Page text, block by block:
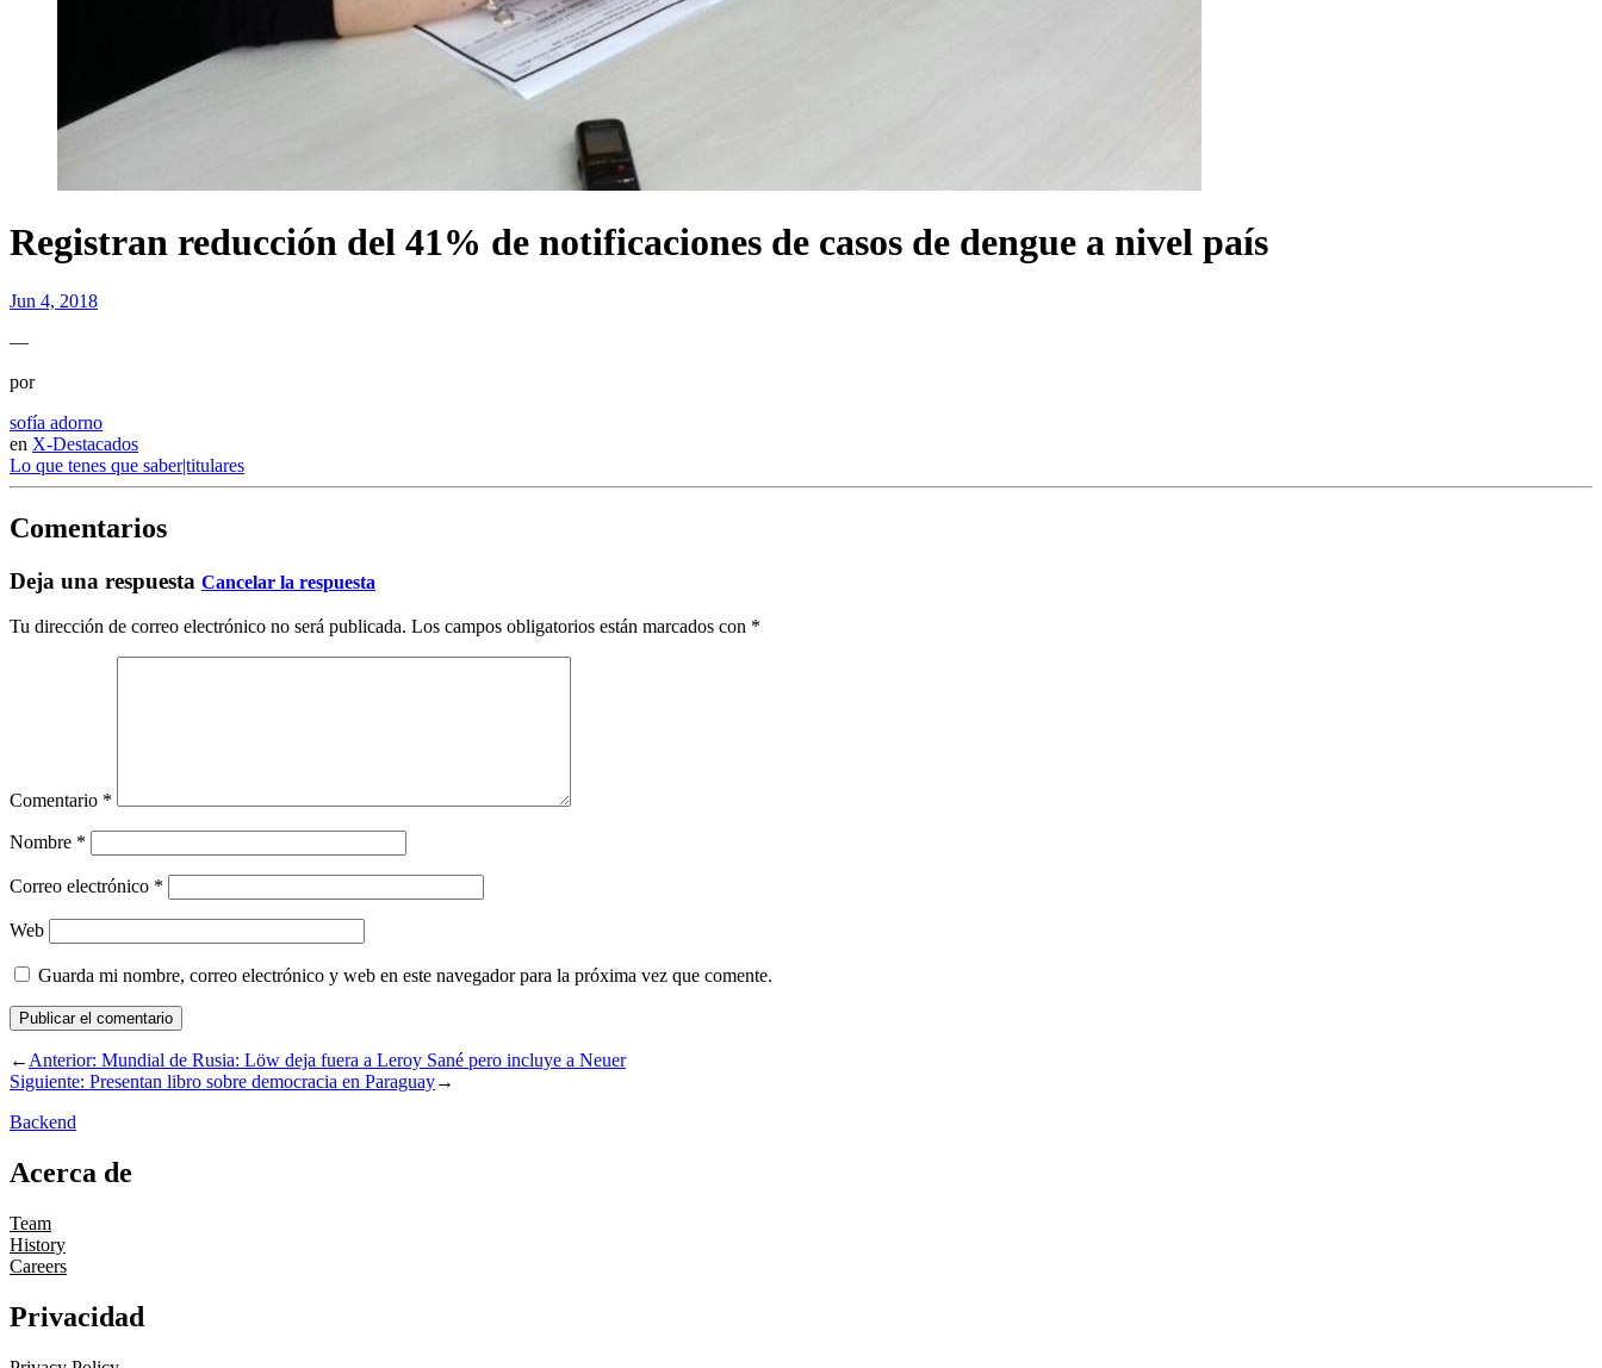
Registran reducción del 41% de notificaciones de casos de dengue a nivel país
Jun 4, 2018
—
por
sofía adorno
en X-Destacados
Lo que tenes que saber|titulares
Comentarios
Deja una respuesta Cancelar la respuesta
Tu dirección de correo electrónico no será publicada. Los campos obligatorios están marcados con *
Comentario *
Nombre *
Correo electrónico *
Web
Guarda mi nombre, correo electrónico y web en este navegador para la próxima vez que comente.
←Anterior: Mundial de Rusia: Löw deja fuera a Leroy Sané pero incluye a Neuer
Siguiente: Presentan libro sobre democracia en Paraguay→
Backend
Acerca de
Team
History
Careers
Privacidad